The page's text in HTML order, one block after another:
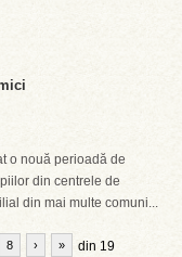
o nouă perioadă de
din centrele de
din mai multe comuni...
8 din 19
› »